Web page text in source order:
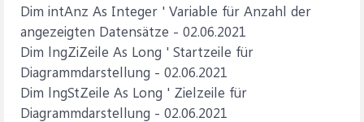
Dim intAnz As Integer ' Variable für Anzahl der
angezeigten Datensätze - 02.06.2021
Dim lngZiZeile As Long ' Startzeile für
Diagrammdarstellung - 02.06.2021
Dim lngStZeile As Long ' Zielzeile für
Diagrammdarstellung - 02.06.2021